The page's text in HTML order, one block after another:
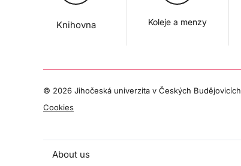
Knihovna Koleje a menzy
© 2026 Jihočeská univerzita v Českých Budějovicích
Cookies
About us